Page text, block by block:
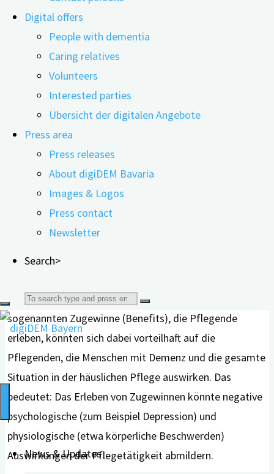
Digital offers
People with dementia
Caring relatives
Volunteers
Interested parties
Übersicht der digitalen Angebote
Press area
Press releases
About digiDEM Bavaria
Images & Logos
Press contact
Newsletter
Search>
Search
for:
News & Updates
oder das Gefühl mangelnder Anerkennung. Vielmehr
erfahren sie auch Positives. Dies hat ein
Forschungsteam des Uniklinikums Erlangen und der
Friedrich-Alexander-Universität Erlangen-Nürnberg
(FAU) in einer aktuellen Studie wissenschaftlich
Pflege muss nicht immer belastend sein. Sie kann auch
ihre positiven Seiten haben, die sich erst durch die
Pflegetätigkeit ergeben. Ursächlich für die
Pflegebedürftigkeit sind zum Beispiel
Altersgebrechlichkeit, eine Demenzerkrankung,
Schlaganfall und Krebs.
Foto: Shutterstock
sogenannten Zugewinne (Benefits), die Pflegende
erleben, könnten sich dabei vorteilhaft auf die
Pflegenden, die Menschen mit Demenz und die gesamte
Situation in der häuslichen Pflege auswirken. Das
bedeutet: Das Erleben von Zugewinnen könnte negative
psychologische (zum Beispiel Depression) und
physiologische (etwa körperliche Beschwerden)
Auswirkungen der Pflegetätigkeit abmildern.